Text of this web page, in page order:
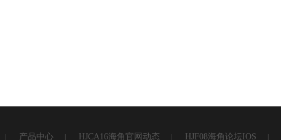
产品中心 HJCA16海角官网动态 HJF08海角论坛IOS